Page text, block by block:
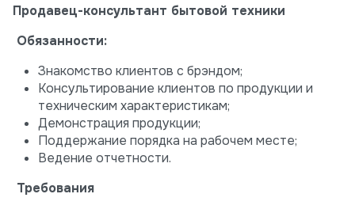
Продавец-консультант бытовой техники
Обязанности:
Знакомство клиентов с брэндом;
Консультирование клиентов по продукции и
техническим характеристикам;
Демонстрация продукции;
Поддержание порядка на рабочем месте;
Ведение отчетности.
Требования